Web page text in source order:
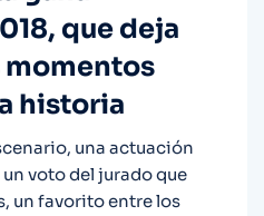
que deja
momentos
historia
una actuación
voto del jurado que
un favorito entre los